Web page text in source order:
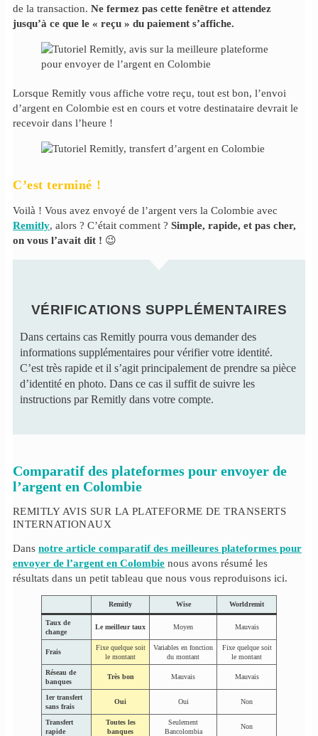
de la transaction. Ne fermez pas cette fenêtre et attendez
jusqu’à ce que le « reçu » du paiement s’affiche.
Lorsque Remitly vous affiche votre reçu, tout est bon, l’envoi
d’argent en Colombie est en cours et votre destinataire devrait le
recevoir dans l’heure !
C’est terminé !
Voilà ! Vous avez envoyé de l’argent vers la Colombie avec
Remitly, alors ? C’était comment ? Simple, rapide, et pas cher,
on vous l’avait dit ! 😉
VÉRIFICATIONS SUPPLÉMENTAIRES
Dans certains cas Remitly pourra vous demander des
informations supplémentaires pour vérifier votre identité.
C’est très rapide et il s’agit principalement de prendre sa pièce
d’identité en photo. Dans ce cas il suffit de suivre les
instructions par Remitly dans votre compte.
Comparatif des plateformes pour envoyer de
l’argent en Colombie
REMITLY AVIS SUR LA PLATEFORME DE TRANSERTS
INTERNATIONAUX
Dans notre article comparatif des meilleures plateformes pour
envoyer de l’argent en Colombie nous avons résumé les
résultats dans un petit tableau que nous vous reproduisons ici.
Remitly Wise Worldremit
Taux de
change
Le meilleur taux Moyen Mauvais
Frais
Fixe quelque soit
le montant
Variables en fonction
du montant
Fixe quelque soit
le montant
Réseau de
banques
Très bon Mauvais Mauvais
1er transfert
sans frais
Oui Oui Non
Transfert
rapide
Toutes les
banques
Seulement
Bancolombia
Non